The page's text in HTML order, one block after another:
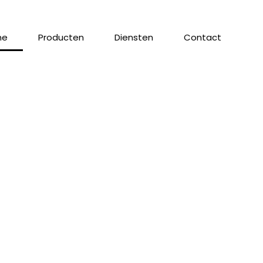
Producten Diensten Contact